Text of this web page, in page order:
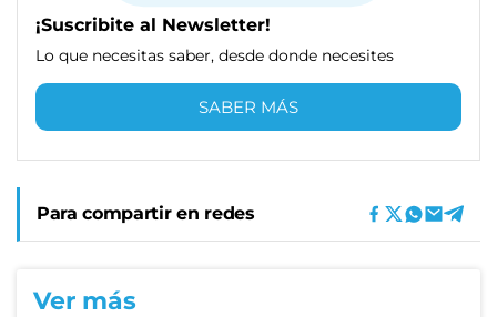
¡Suscribite al Newsletter!
Lo que necesitas saber, desde donde necesites
SABER MÁS
Para compartir en redes
Ver más